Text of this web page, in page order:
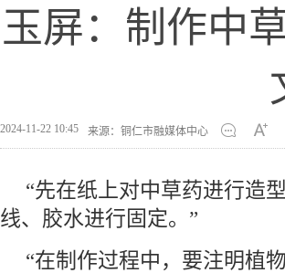
玉屏：制作中
2024-11-22 10:45 来源：铜仁市融媒体中心
“先在纸上对中草药进行造
线、胶水进行固定。”
“‌在制作过程中，要注明植